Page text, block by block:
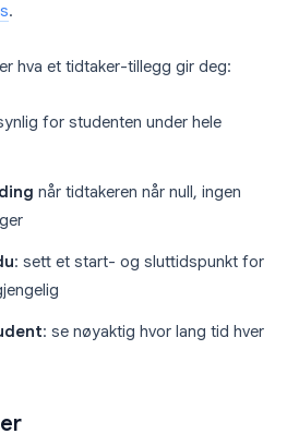
.
hva et tidtaker-tillegg gir deg:
for studenten under hele
når tidtakeren når null, ingen
: sett et start- og sluttidspunkt for
: se nøyaktig hvor lang tid hver